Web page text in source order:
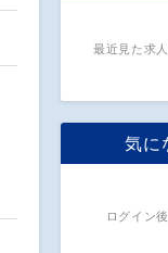
最近見た求
気に
ログイン